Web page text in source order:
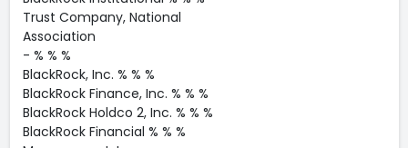
Trust Company, National
Association
- % % %
BlackRock, Inc. % % %
BlackRock Finance, Inc. % % %
BlackRock Holdco 2, Inc. % % %
BlackRock Financial % % %